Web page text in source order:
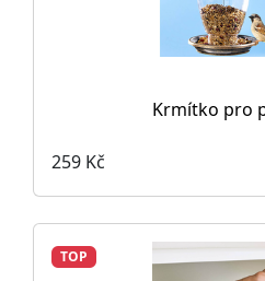
Krmítko pro
259 Kč
TOP